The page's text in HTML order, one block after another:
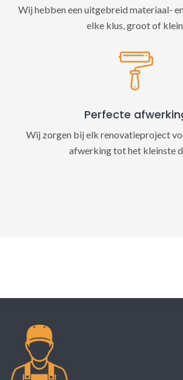
Wij hebben een uitgebreid materiaal-
elke klus, groot of
Perfecte
Wij zorgen bij elk renovatieproject
afwerking tot het kleinste